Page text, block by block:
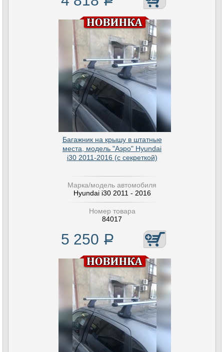
Багажник на крышу в штатные
места, модель "Аэро" Hyundai
i30 2011-2016 (с секреткой)
Марка/модель автомобиля
Hyundai i30 2011 - 2016
Номер товара
84017
5 250 Р